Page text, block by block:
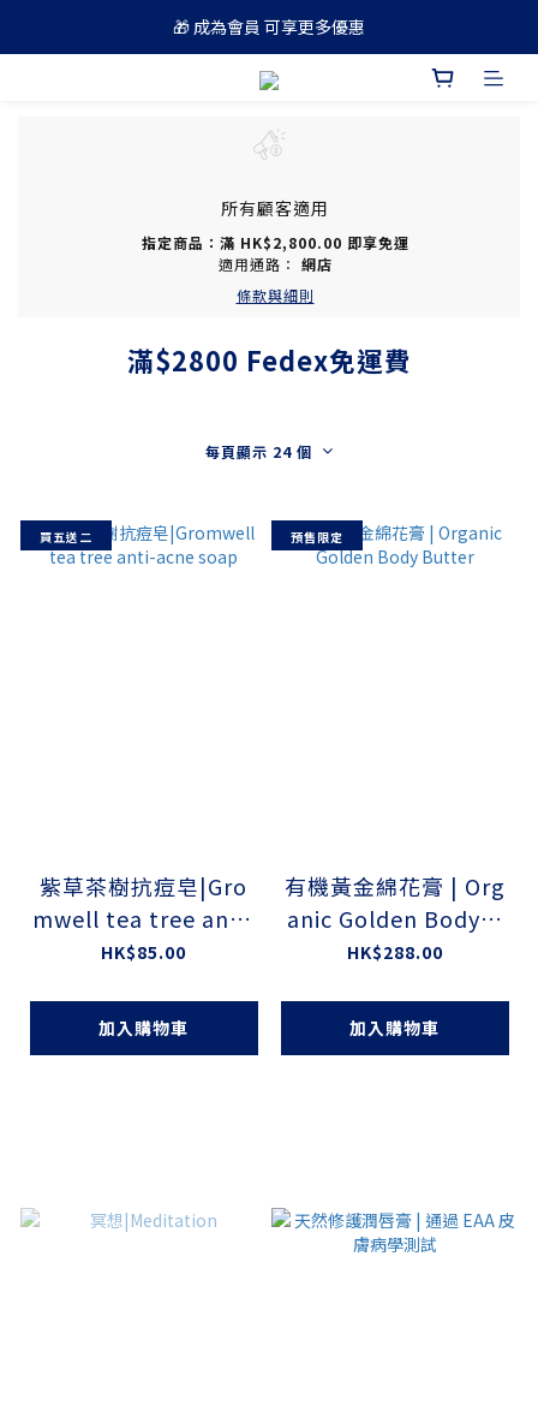
🚚 買滿 $688 順豐免運費
🎁 成為會員 可享更多優惠
🚚 買滿 $688 順豐免運費
所有顧客適用
指定商品：滿 HK$2,800.00 即享免運
適用通路： 網店
條款與細則
滿$2800 Fedex免運費
每頁顯示 24 個
買五送二
紫草茶樹抗痘皂|Gro
mwell tea tree anti-
acne soap
HK$85.00
加入購物車
預售限定
有機黃金綿花膏 | Org
anic Golden Body B
utter
HK$288.00
加入購物車